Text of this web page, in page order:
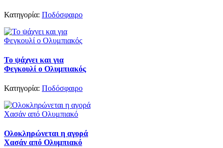
Κατηγορία: Ποδόσφαιρο
Το ψάχνει και για
Φεγκουλί ο Ολυμπιακός
Κατηγορία: Ποδόσφαιρο
Ολοκληρώνεται η αγορά
Χασάν από Ολυμπιακό